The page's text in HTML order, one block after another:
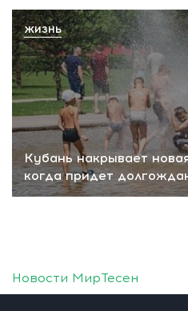
Кубань накрывает
когда придет
ЖИЗНЬ
Новости МирТесен